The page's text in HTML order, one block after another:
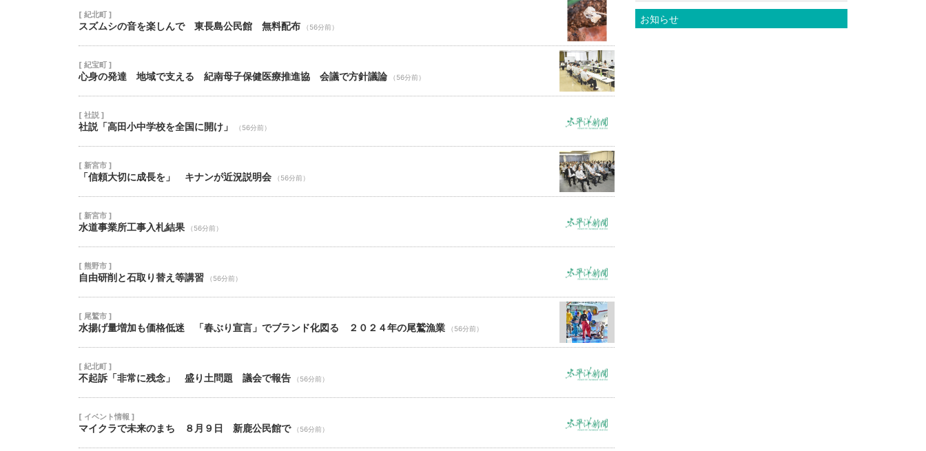
[ 紀北町 ]
スズムシの音を楽しんで 東長島公民館 無料配布 （56分前）
[ 紀宝町 ]
心身の発達 地域で支える 紀南母子保健医療推進協 会議で方針議論 （56分前）
[ 社説 ]
社説「高田小中学校を全国に開け」 （56分前）
[ 新宮市 ]
「信頼大切に成長を」 キナンが近況説明会 （56分前）
[ 新宮市 ]
水道事業所工事入札結果 （56分前）
[ 熊野市 ]
自由研削と石取り替え等講習 （56分前）
[ 尾鷲市 ]
水揚げ量増加も価格低迷 「春ぶり宣言」でブランド化図る ２０２４年の尾鷲漁業 （56分前）
[ 紀北町 ]
不起訴「非常に残念」 盛り土問題 議会で報告 （56分前）
[ イベント情報 ]
マイクラで未来のまち ８月９日 新鹿公民館で （56分前）
お知らせ